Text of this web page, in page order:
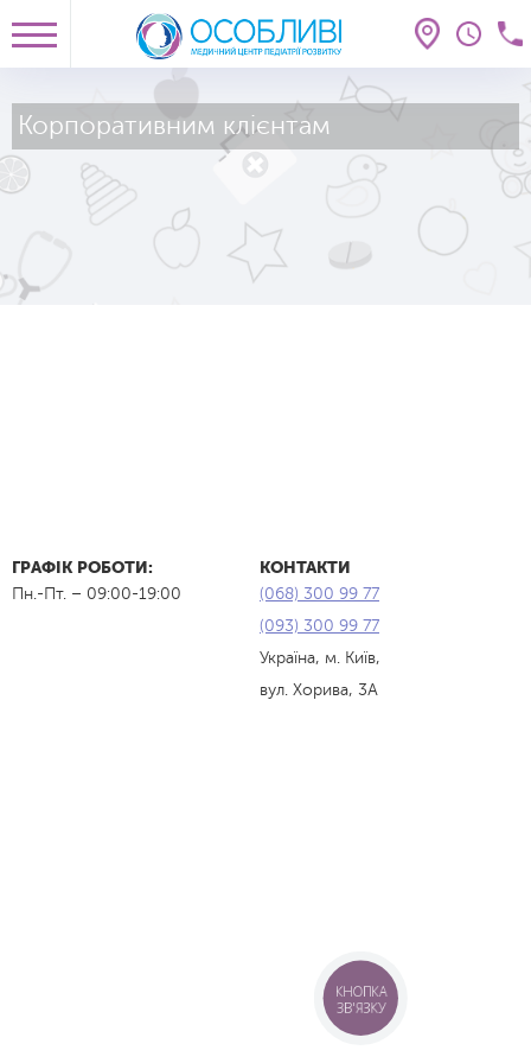
Корпоративним клієнтам
ГРАФІК РОБОТИ:
Пн.-Пт. – 09:00-19:00
КОНТАКТИ
(068) 300 99 77
(093) 300 99 77
Україна, м. Київ,
вул. Хорива, 3А
КНОПКА
ЗВ'ЯЗКУ